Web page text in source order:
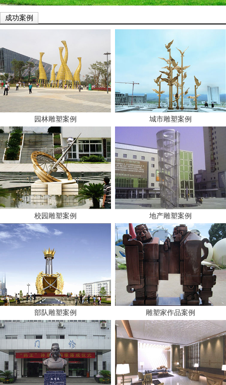
成功案例
园林雕塑案例
校园雕塑案例
部队雕塑案例
城市雕塑案例
地产雕塑案例
雕塑家作品案例